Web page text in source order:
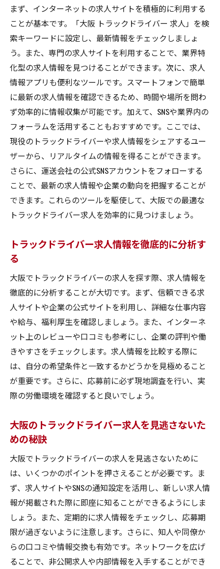
まず、インターネットの求人サイトを積極的に利用する
ことが基本です。「大阪 トラックドライバー 求人」を検
索キーワードに設定し、最新情報をチェックしましょ
う。また、専門の求人サイトを利用することで、業界特
化型の求人情報を見つけることができます。次に、求人
情報アプリも便利なツールです。スマートフォンで簡単
に最新の求人情報を確認できるため、時間や場所を問わ
ず効率的に情報収集が可能です。加えて、SNSや業界内の
フォーラムを活用することもおすすめです。ここでは、
現役のトラックドライバーや求人情報をシェアするユー
ザーから、リアルタイムの情報を得ることができます。
さらに、運送会社の公式SNSアカウントをフォローする
ことで、最新の求人情報や企業の動向を把握することが
できます。これらのツールを駆使して、大阪での最適な
トラックドライバー求人を効率的に見つけましょう。
トラックドライバー求人情報を徹底的に分析す
る
大阪でトラックドライバーの求人を探す際、求人情報を
徹底的に分析することが大切です。まず、信頼できる求
人サイトや企業の公式サイトを利用し、詳細な仕事内容
や給与、福利厚生を確認しましょう。また、インターネ
ット上のレビューや口コミも参考にし、企業の評判や働
きやすさをチェックします。求人情報を比較する際に
は、自分の希望条件と一致するかどうかを見極めること
が重要です。さらに、応募前に必ず現地調査を行い、実
際の労働環境を確認すると良いでしょう。
大阪のトラックドライバー求人を見逃さないた
めの秘訣
大阪でトラックドライバーの求人を見逃さないために
は、いくつかのポイントを押さえることが必要です。ま
ず、求人サイトやSNSの通知設定を活用し、新しい求人情
報が掲載された際に即座に知ることができるようにしま
しょう。また、定期的に求人情報をチェックし、応募期
限が過ぎないように注意します。さらに、知人や同僚か
らの口コミや情報交換も有効です。ネットワークを広げ
ることで、非公開求人や内部情報を入手することができ